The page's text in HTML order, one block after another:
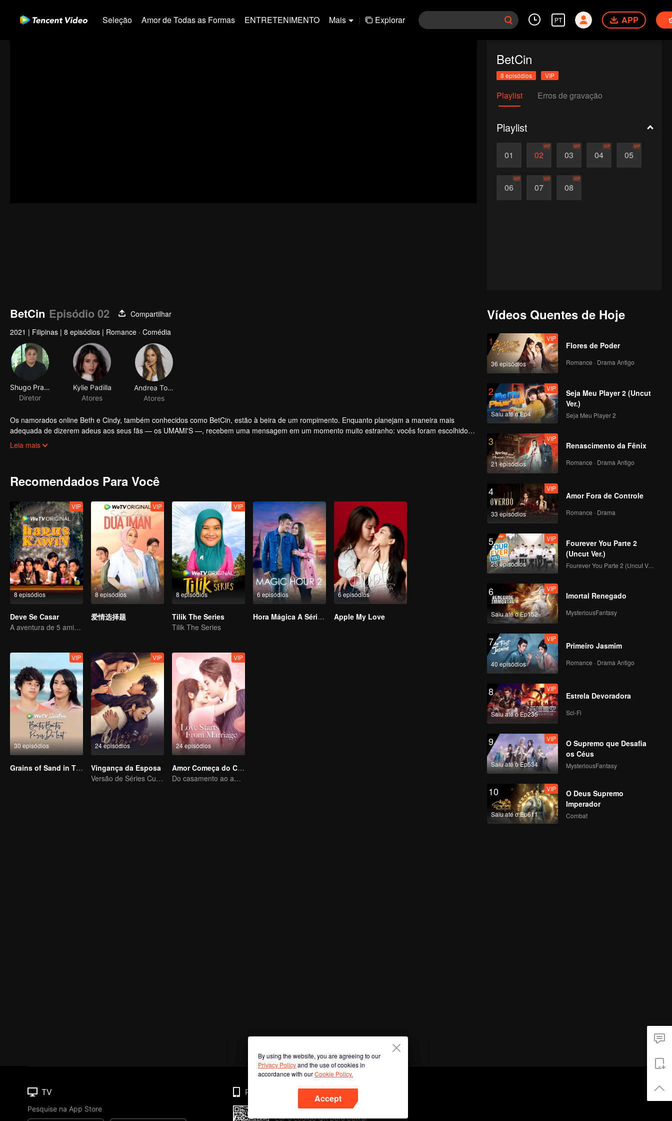
Seleção Amor de Todas as Formas ENTRETENIMENTO Mais | Explorar PT APP
BetCin
8 episódios VIP
Playlist Erros de gravação
Playlist
01 02
VIP
03
VIP
04
VIP
05
VIP
06
VIP
07
VIP
08
VIP
BetCin Episódio 02
Compartilhar
2021 | Filipinas | 8 episódios | Romance · Comédia
Shugo Praico
Diretor
Kylie Padilla
Atores
Atores
Os namorados online Beth e Cindy, também conhecidos como BetCin, estão à beira de um rompimento. Enquanto planejam a maneira mais
adequada de dizerem adeus aos seus fãs — os UMAMI'S —, recebem uma mensagem em um momento muito estranho: vocês foram escolhidos
como semifinalistas na nossa busca por #RelationshipGoals. O que está em jogo? Uma quantia em dinheiro de 10 milhões de pesos e muitos
Leia mais
Recomendados Para Você
8 episódios
VIP
Deve Se Casar
A aventura de 5 amigos em busca de uma alma gêmea!
8 episódios
VIP
爱情选择题
8 episódios
VIP
Tilik The Series
Tilik The Series
6 episódios
Hora Mágica A Série S2
6 episódios
Apple My Love
30 episódios
VIP
Grains of Sand in The Sea
24 episódios
VIP
Vingança da Esposa
Versão de Séries Curtas “A Tentação de voltar para casa”
24 episódios
VIP
Amor Começa do Casamento
Do casamento ao amor - CEO e namorada substituta
Vídeos Quentes de Hoje
1
36 episódios
VIP
Flores de Poder
Romance · Drama Antigo
2
Saiu até o Ep4
VIP
Seja Meu Player 2 (Uncut
Ver.)
Seja Meu Player 2
3
21 episódios
VIP
Renascimento da Fênix
Romance · Drama Antigo
4
33 episódios
VIP
Amor Fora de Controle
Romance · Drama
5
25 episódios
VIP
Fourever You Parte 2
(Uncut Ver.)
Fourever You Parte 2 (Uncut Ver.)
6
Saiu até o Ep152
VIP
Imortal Renegado
MysteriousFantasy
7
40 episódios
VIP
Primeiro Jasmim
Romance · Drama Antigo
8
Saiu até o Ep235
VIP
Estrela Devoradora
Sci-Fi
9
Saiu até o Ep534
VIP
O Supremo que Desafia
os Céus
MysteriousFantasy
10
Saiu até o Ep611
VIP
O Deus Supremo
Imperador
Combat
By using the website, you are agreeing to our
Privacy Policyand the use of cookies in
accordance with ourCookie Policy.
Accept
TV
Pesquise na App Store
Phone
Ler o código QR para baixar